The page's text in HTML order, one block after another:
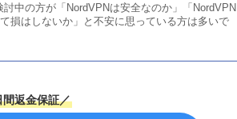
中の方が「NordVPNは安全なのか」「NordVPN
損はしないか」と不安に思っている方は多いで
返金保証／